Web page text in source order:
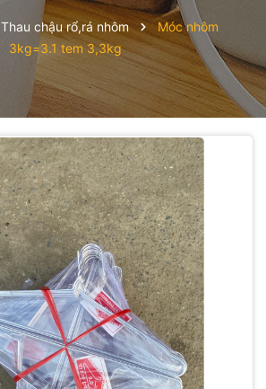
Thau chậu rổ,rá nhôm
Móc nhôm
3kg=3.1 tem 3,3kg